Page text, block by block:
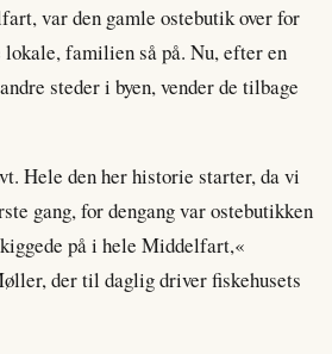
var den gamle ostebutik over for
familien så på. Nu, efter en
steder i byen, vender de tilbage
Hele den her historie starter, da vi
gang, for dengang var ostebutikken
på i hele Middelfart,«
der til daglig driver fiskehusets